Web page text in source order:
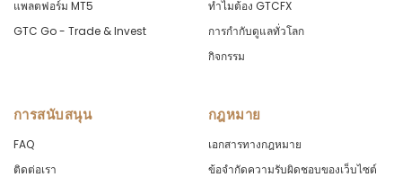
แพลตฟอร์ม MT5
GTC Go - Trade & Invest
ทำไมต้อง GTCFX
การกำกับดูแลทั่วโลก
กิจกรรม
การสนับสนุน
FAQ
ติดต่อเรา
กฎหมาย
เอกสารทางกฎหมาย
ข้อจำกัดความรับผิดชอบของเว็บไซต์